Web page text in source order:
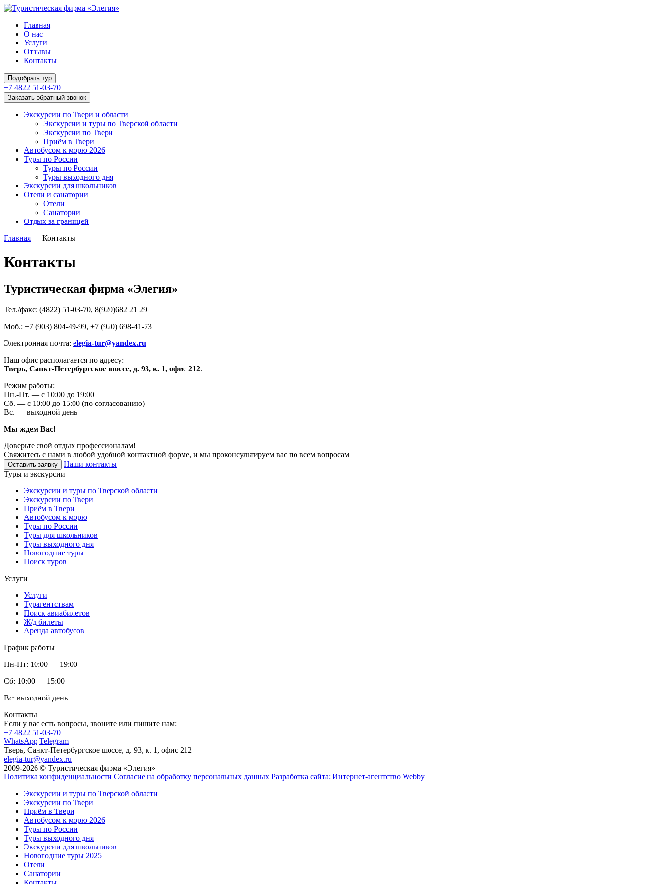
Главная
О нас
Услуги
Отзывы
Контакты
Подобрать тур
+7 4822 51-03-70
Заказать обратный звонок
Экскурсии по Твери и области
Экскурсии и туры по Тверской области
Экскурсии по Твери
Приём в Твери
Автобусом к морю 2026
Туры по России
Туры по России
Туры выходного дня
Экскурсии для школьников
Отели и санатории
Отели
Санатории
Отдых за границей
Главная — Контакты
Контакты
Туристическая фирма «Элегия»
Тел./факс: (4822) 51-03-70, 8(920)682 21 29
Моб.: +7 (903) 804-49-99, +7 (920) 698-41-73
Электронная почта: elegia-tur@yandex.ru
Наш офис располагается по адресу:
Тверь, Санкт-Петербургское шоссе, д. 93, к. 1, офис 212.
Режим работы:
Пн.-Пт. — с 10:00 до 19:00
Сб. — с 10:00 до 15:00 (по согласованию)
Вс. — выходной день
Мы ждем Вас!
Доверьте свой отдых профессионалам!
Свяжитесь с нами в любой удобной контактной форме, и мы проконсультируем вас по всем вопросам
Оставить заявку
Наши контакты
Туры и экскурсии
Экскурсии и туры по Тверской области
Экскурсии по Твери
Приём в Твери
Автобусом к морю
Туры по России
Туры для школьников
Туры выходного дня
Новогодние туры
Поиск туров
Услуги
Услуги
Турагентствам
Поиск авиабилетов
Ж/д билеты
Аренда автобусов
График работы
Пн-Пт: 10:00 — 19:00
Сб: 10:00 — 15:00
Вс: выходной день
Контакты
Если у вас есть вопросы, звоните или пишите нам:
+7 4822 51-03-70
WhatsApp Telegram
Тверь, Санкт-Петербургское шоссе, д. 93, к. 1, офис 212
elegia-tur@yandex.ru
2009-2026 © Туристическая фирма «Элегия»
Политика конфиденциальности Согласие на обработку персональных данных Разработка сайта: Интернет-агентство Webby
Экскурсии и туры по Тверской области
Экскурсии по Твери
Приём в Твери
Автобусом к морю 2026
Туры по России
Туры выходного дня
Экскурсии для школьников
Новогодние туры 2025
Отели
Санатории
Контакты